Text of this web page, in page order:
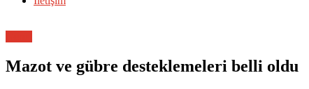
Mazot ve gübre desteklemeleri belli oldu